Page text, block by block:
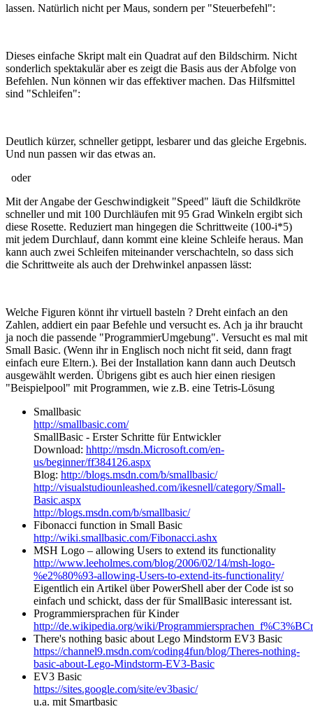
lassen. Natürlich nicht per Maus, sondern per "Steuerbefehl":
Dieses einfache Skript malt ein Quadrat auf den Bildschirm. Nicht
sonderlich spektakulär aber es zeigt die Basis aus der Abfolge von
Befehlen. Nun können wir das effektiver machen. Das Hilfsmittel
sind "Schleifen":
Deutlich kürzer, schneller getippt, lesbarer und das gleiche Ergebnis.
Und nun passen wir das etwas an.
oder
Mit der Angabe der Geschwindigkeit "Speed" läuft die Schildkröte
schneller und mit 100 Durchläufen mit 95 Grad Winkeln ergibt sich
diese Rosette. Reduziert man hingegen die Schrittweite (100-i*5)
mit jedem Durchlauf, dann kommt eine kleine Schleife heraus. Man
kann auch zwei Schleifen miteinander verschachteln, so dass sich
die Schrittweite als auch der Drehwinkel anpassen lässt:
Welche Figuren könnt ihr virtuell basteln ? Dreht einfach an den
Zahlen, addiert ein paar Befehle und versucht es. Ach ja ihr braucht
ja noch die passende "ProgrammierUmgebung". Versucht es mal mit
Small Basic. (Wenn ihr in Englisch noch nicht fit seid, dann fragt
einfach eure Eltern.). Bei der Installation kann dann auch Deutsch
ausgewählt werden. Übrigens gibt es auch hier einen riesigen
"Beispielpool" mit Programmen, wie z.B. eine Tetris-Lösung
Smallbasic
http://smallbasic.com/
SmallBasic - Erster Schritte für Entwickler
Download: hhttp://msdn.Microsoft.com/en-
us/beginner/ff384126.aspx
Blog: http://blogs.msdn.com/b/smallbasic/
http://visualstudiounleashed.com/ikesnell/category/Small-
Basic.aspx
http://blogs.msdn.com/b/smallbasic/
Fibonacci function in Small Basic
http://wiki.smallbasic.com/Fibonacci.ashx
MSH Logo – allowing Users to extend its functionality
http://www.leeholmes.com/blog/2006/02/14/msh-logo-
%e2%80%93-allowing-Users-to-extend-its-functionality/
Eigentlich ein Artikel über PowerShell aber der Code ist so
einfach und schickt, dass der für SmallBasic interessant ist.
Programmiersprachen für Kinder
http://de.wikipedia.org/wiki/
There's nothing basic about Lego Mindstorm EV3 Basic
https://channel9.msdn.com/coding4fun/blog/Theres-nothing-
basic-about-Lego-Mindstorm-EV3-Basic
EV3 Basic
https://sites.google.com/site/ev3basic/
u.a. mit Smartbasic